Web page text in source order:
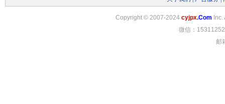
Copyright © 2007-2024 cyjpx.Com
微信：
邮